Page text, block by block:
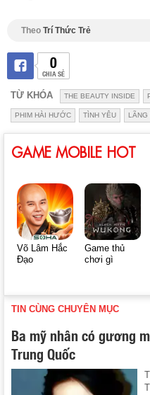
Theo Trí Thức Trẻ
0
CHIA SẺ
TỪ KHÓA THE BEAUTY INSIDE
PHIM HÀI HƯỚC TÌNH YÊU LÃNG
GAME MOBILE HOT
Võ Lâm Hắc
Đạo
Game thủ
chơi gì
TIN CÙNG CHUYÊN MỤC
Ba mỹ nhân có gương
Trung Quốc